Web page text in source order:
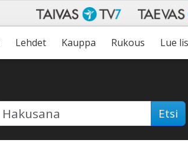
Lehdet Kauppa Rukous Lue
Etsi